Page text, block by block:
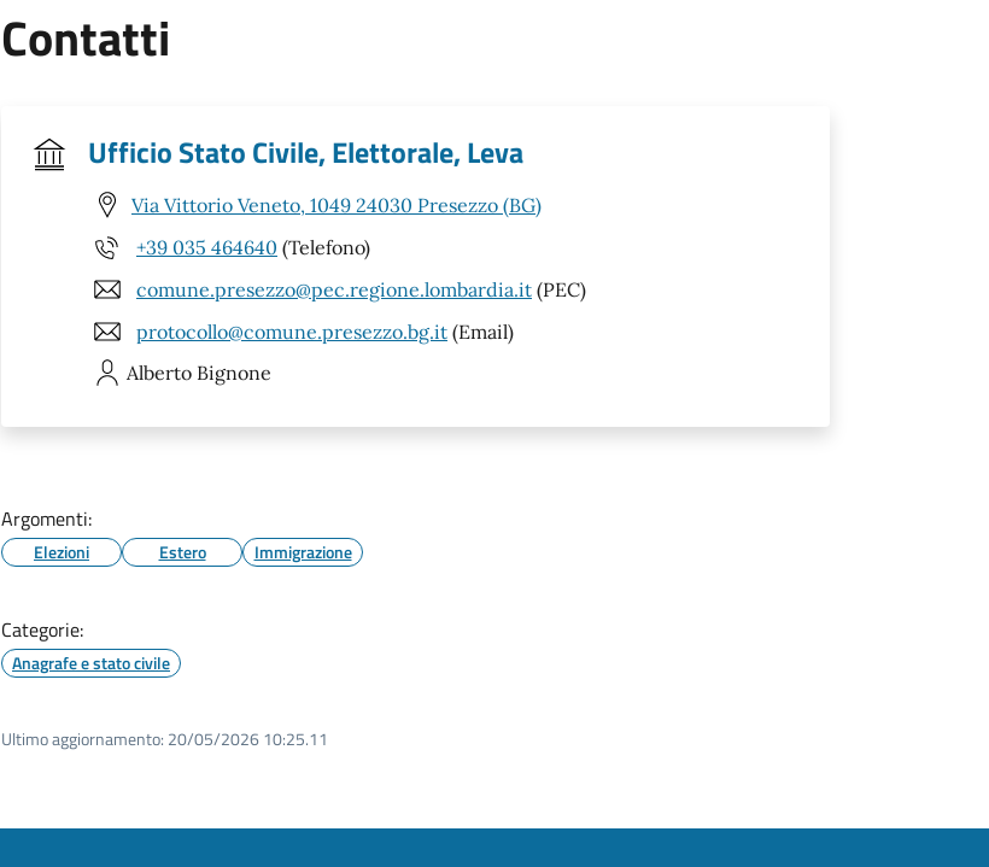
Contatti
Ufficio Stato Civile, Elettorale, Leva
Via Vittorio Veneto, 1049 24030 Presezzo (BG)
+39 035 464640 (Telefono)
comune.presezzo@pec.regione.lombardia.it (PEC)
protocollo@comune.presezzo.bg.it (Email)
Alberto Bignone
Argomenti:
Elezioni Estero Immigrazione
Categorie:
Anagrafe e stato civile
Ultimo aggiornamento: 20/05/2026 10:25.11